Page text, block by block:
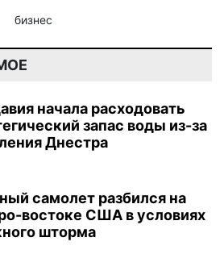
бизнес
начала расходовать
запас воды из-за
Днестра
самолет разбился на
востоке США в условиях
шторма